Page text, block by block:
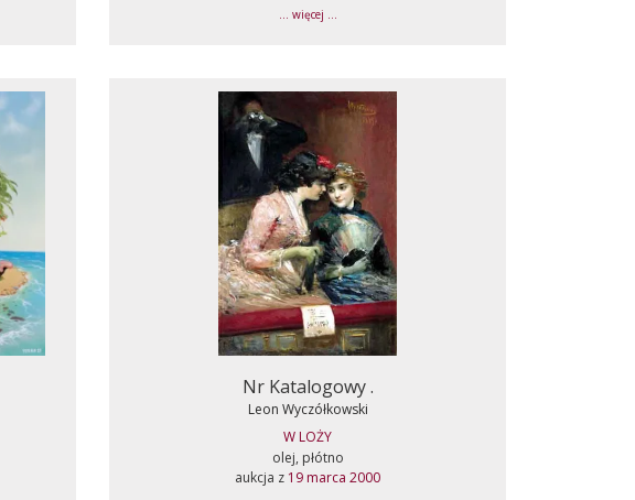
... więcej ...
Nr Katalogowy .
Leon Wyczółkowski
W LOŻY
olej, płótno
aukcja z 19 marca 2000